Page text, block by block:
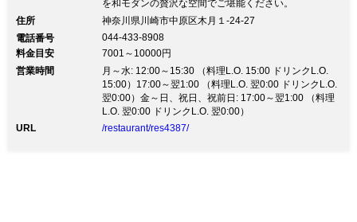
を和モダンの贅沢な空間でご堪能ください。
住所
神奈川県川崎市中原区木月１‐24-27
電話番号
044-433-8908
料金目安
7001～10000円
営業時間
月～水: 12:00～15:30 （料理L.O. 15:00 ドリンクL.O.
15:00）17:00～翌1:00 （料理L.O. 翌0:00 ドリンクL.O.
翌0:00）金～日、祝日、祝前日: 17:00～翌1:00 （料理
L.O. 翌0:00 ドリンクL.O. 翌0:00）
URL
/restaurant/res4387/